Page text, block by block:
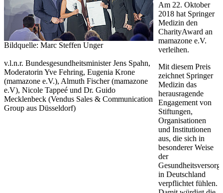
Bildquelle: Marc Steffen Unger
v.l.n.r. Bundesgesundheitsminister Jens Spahn,
Moderatorin Yve Fehring, Eugenia Krone
(mamazone e.V.), Almuth Fischer (mamazone
e.V), Nicole Tappeé und Dr. Guido
Mecklenbeck (Vendus Sales & Communication
Group aus Düsseldorf)
Am 22. Oktober
2018 hat Springer
Medizin den
CharityAward an
mamazone e.V.
verleihen.
Mit diesem Preis
zeichnet Springer
Medizin das
herausragende
Engagement von
Stiftungen,
Organisationen
und Institutionen
aus, die sich in
besonderer Weise
der
in Deutschland
verpflichtet fühlen.